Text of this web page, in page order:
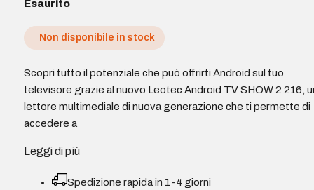
Esaurito
Non disponibile in stock
Scopri tutto il potenziale che può offrirti Android sul tuo
televisore grazie al nuovo Leotec Android TV SHOW 2 216,
lettore multimediale di nuova generazione che ti permette di
accedere a
Leggi di più
Spedizione rapida in 1-4 giorni